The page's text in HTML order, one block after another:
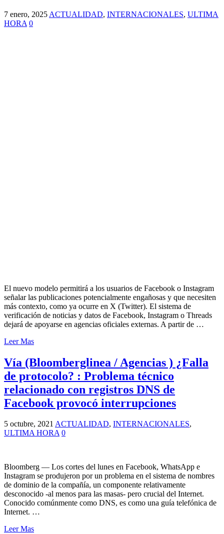
7 enero, 2025 ACTUALIDAD, INTERNACIONALES, ULTIMA
HORA 0
El nuevo modelo permitirá a los usuarios de Facebook o Instagram
señalar las publicaciones potencialmente engañosas y que necesiten
más contexto, como ya ocurre en X (Twitter). El sistema de
verificación de noticias y datos de Facebook, Instagram o Threads
dejará de apoyarse en agencias oficiales externas. A partir de …
Leer Mas
Vía (Bloomberglinea / Agencias ) ¿Falla
de protocolo? : Problema técnico
relacionado con registros DNS de
Facebook provocó interrupciones
5 octubre, 2021 ACTUALIDAD, INTERNACIONALES,
ULTIMA HORA 0
Bloomberg — Los cortes del lunes en Facebook, WhatsApp e
Instagram se produjeron por un problema en el sistema de nombres
de dominio de la compañía, un componente relativamente
desconocido -al menos para las masas- pero crucial del Internet.
Conocido comúnmente como DNS, es como una guía telefónica de
Internet. …
Leer Mas